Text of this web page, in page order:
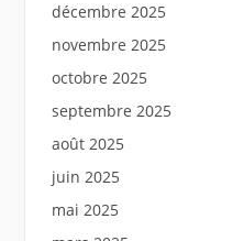
décembre 2025
novembre 2025
octobre 2025
septembre 2025
août 2025
juin 2025
mai 2025